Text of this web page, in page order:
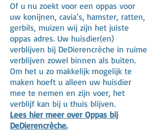
Of u nu zoekt voor een oppas voor
uw konijnen, cavia’s, hamster, ratten,
gerbils, muizen wij zijn het juiste
oppas adres. Uw huisdier(en)
verblijven bij DeDierencrèche in ruime
verblijven zowel binnen als buiten.
Om het u zo makkelijk mogelijk te
maken hoeft u alleen uw huisdier
mee te nemen en zijn voer, het
verblijf kan bij u thuis blijven.
Lees hier meer over Oppas bij
DeDierencrèche.